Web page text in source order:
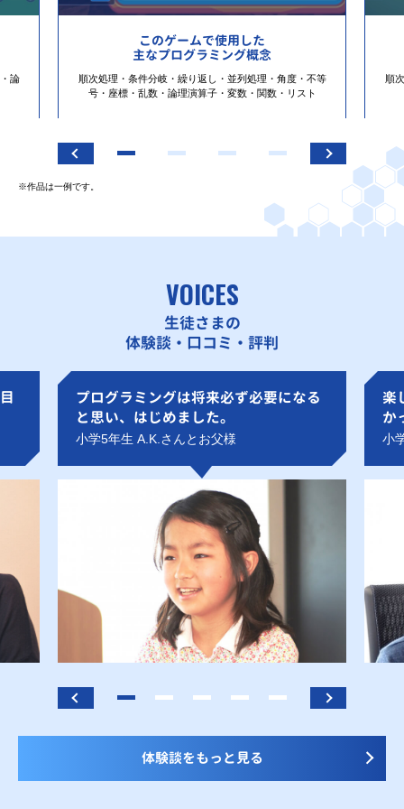
論
このゲームで使用した
主なプログラミング概念
順次処理・条件分岐・繰り返し・並列処理・角度・不等
号・座標・乱数・論理演算子・変数・関数・リスト
順
※作品は一例です。
VOICES
生徒さまの
体験談・口コミ・評判
プログラミングは将来必ず必要になる
と思い、はじめました。
小学5年生 A.K.さんとお父様
楽
か
小
体験談をもっと見る